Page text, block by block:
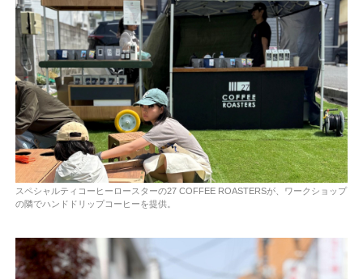
スペシャルティコーヒーロースターの27 COFFEE ROASTERSが、ワークショップ
の隣でハンドドリップコーヒーを提供。